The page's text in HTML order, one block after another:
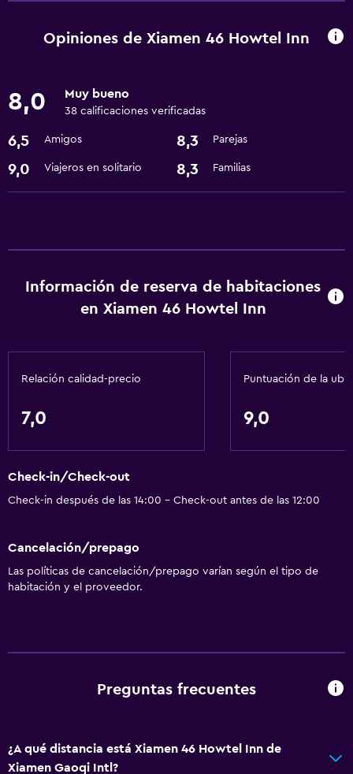
Servicio de habitaciones
TV por cable o vía satélite
General
Caja fuerte
Wifi gratis
Opiniones de Xiamen 46 Howtel Inn
8,0 Muy bueno
38 calificaciones verificadas
6,5 Amigos 8,3 Parejas
9,0 Viajeros en solitario 8,3 Familias
Información de reserva de habitaciones
en Xiamen 46 Howtel Inn
Relación calidad-precio
7,0
Puntuación de la
9,0
Check-in/Check-out
Check-in después de las 14:00 - Check-out antes de las 12:00
Cancelación/prepago
Las políticas de cancelación/prepago varían según el tipo de
habitación y el proveedor.
Preguntas frecuentes
¿A qué distancia está Xiamen 46 Howtel Inn de
Xiamen Gaoqi Intl?